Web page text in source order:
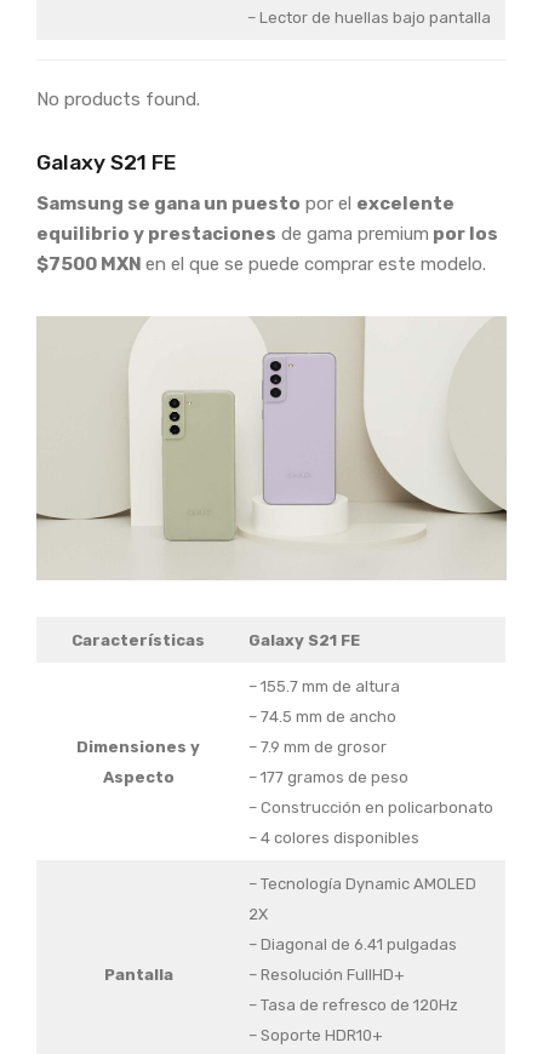
– Lector de huellas bajo pantalla
No products found.
Galaxy S21 FE
Samsung se gana un puesto por el excelente
equilibrio y prestaciones de gama premium por los
$7500 MXN en el que se puede comprar este modelo.
Características Galaxy S21 FE
Dimensiones y
Aspecto
– 155.7 mm de altura
– 74.5 mm de ancho
– 7.9 mm de grosor
– 177 gramos de peso
– Construcción en policarbonato
– 4 colores disponibles
Pantalla
– Tecnología Dynamic AMOLED
2X
– Diagonal de 6.41 pulgadas
– Resolución FullHD+
– Tasa de refresco de 120Hz
– Soporte HDR10+